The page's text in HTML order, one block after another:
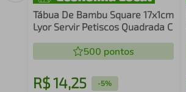
Tábua De Bambu Square 17x1cm
Lyor Servir Petiscos Quadrada C
500 pontos
R$14,25 -5%